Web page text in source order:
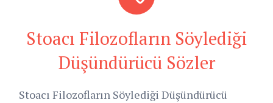
Stoacı Filozofların Söylediği
Düşündürücü Sözler
Stoacı Filozofların Söylediği Düşündürücü